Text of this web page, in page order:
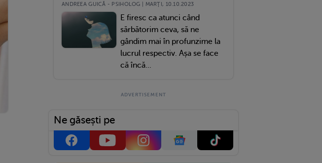
ANDREEA GUICĂ - PSIHOLOG | MARŢI, 10.10.2023
E firesc ca atunci când
sărbătorim ceva, să ne
gândim mai în profunzime la
lucrul respectiv. Așa se face
că încă...
Ne găsești pe